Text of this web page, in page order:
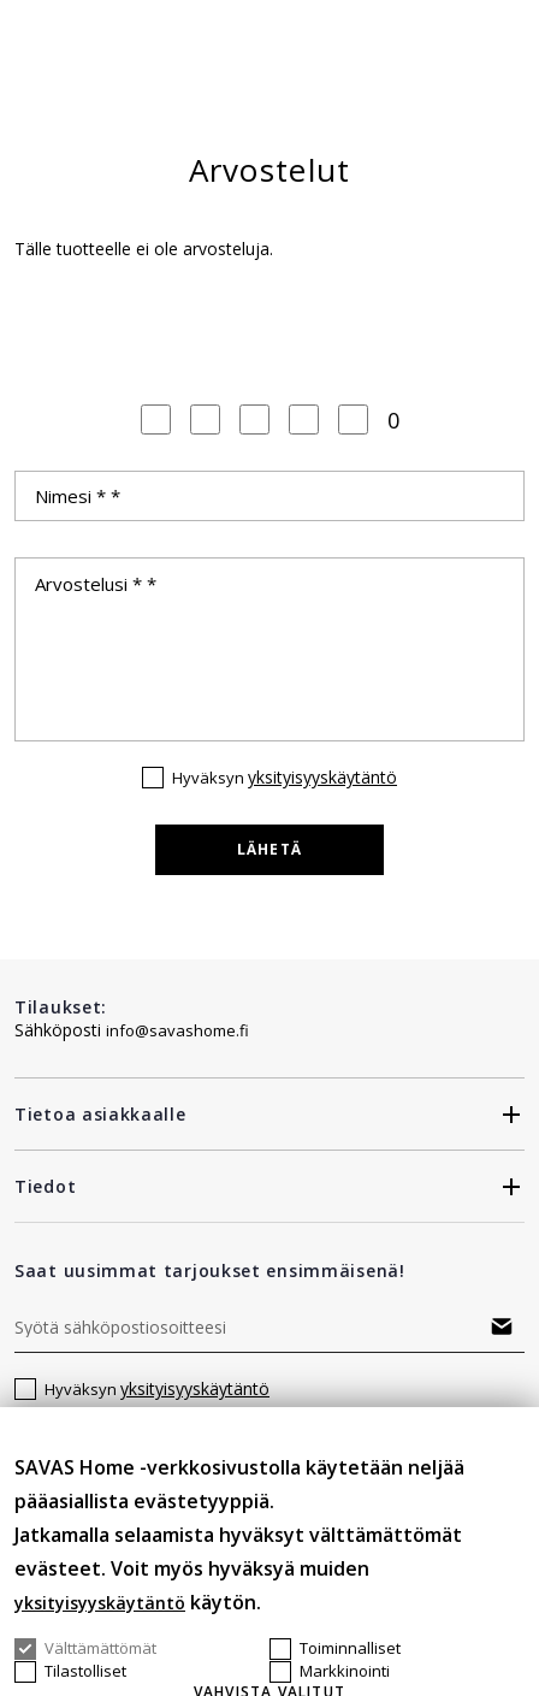
Arvostelut
Tälle tuotteelle ei ole arvosteluja.
0
Hyväksyn yksityisyyskäytäntö
LÄHETÄ
Tilaukset:
Sähköposti info@savashome.fi
Tietoa asiakkaalle
Tiedot
Saat uusimmat tarjoukset ensimmäisenä!
Hyväksyn yksityisyyskäytäntö
© 2026 SAVASHOME Kaikki oikeudet pidätetään.
SAVAS Home -verkkosivustolla käytetään neljää
pääasiallista evästetyyppiä.
Jatkamalla selaamista hyväksyt välttämättömät
evästeet. Voit myös hyväksyä muiden
yksityisyyskäytäntö käytön.
Välttämättömät
Toiminnalliset
Tilastolliset
Markkinointi
VAHVISTA VALITUT